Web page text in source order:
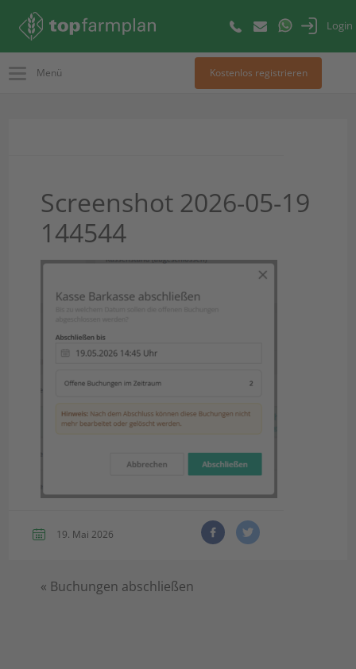
Login
Menü Kostenlos registrieren
Screenshot 2026-05-19
144544
19. Mai 2026
« Buchungen abschließen